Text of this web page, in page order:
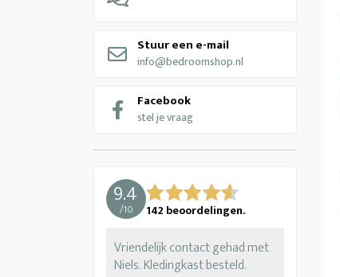
Stuur een e-mail
info@bedroomshop.nl
Facebook
stel je vraag
9.4
/10 142 beoordelingen.
Vriendelijk contact gehad met
Niels. Kledingkast besteld.